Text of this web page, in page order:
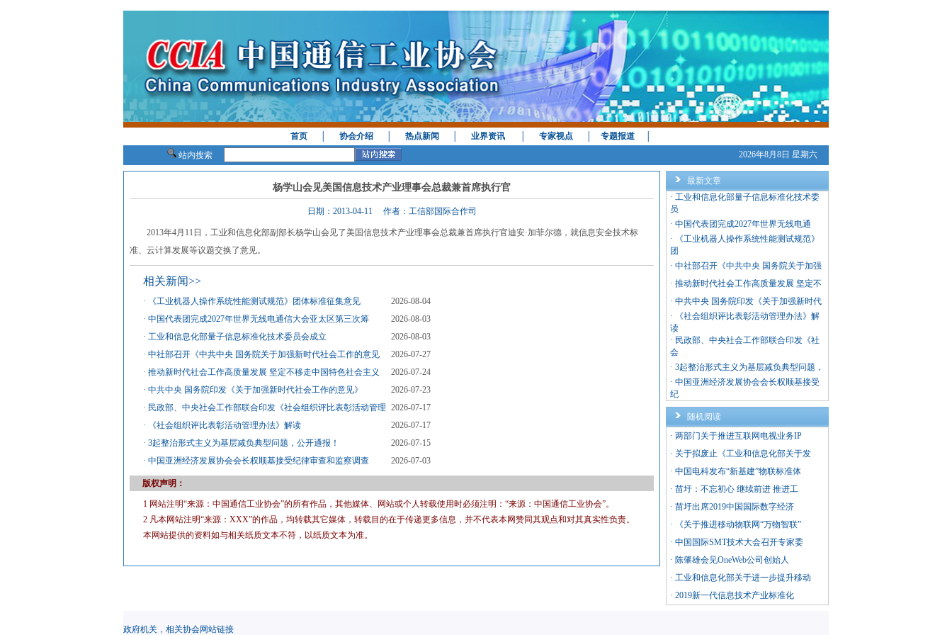
首页│ 协会介绍│ 热点新闻 业界资讯│ 专家视点│ 专题报道│
站内搜索
2026年8月8日 星期六
杨学山会见美国信息技术产业理事会总裁兼首席执行官
日期：2013-04-11 作者：工信部国际合作司
2013年4月11日，工业和信息化部副部长杨学山会见了美国信息技术产业理事会总裁兼首席执行官迪安·加菲尔德，就信息安全技术标
准、云计算发展等议题交换了意见。
相关新闻>>
· 《工业机器人操作系统性能测试规范》团体标准征集意见
2026-08-04
· 中国代表团完成2027年世界无线电通信大会亚太区第三次筹
2026-08-03
· 工业和信息化部量子信息标准化技术委员会成立
2026-08-03
· 中社部召开《中共中央 国务院关于加强新时代社会工作的意见
2026-07-27
· 推动新时代社会工作高质量发展 坚定不移走中国特色社会主义
2026-07-24
· 中共中央 国务院印发《关于加强新时代社会工作的意见》
2026-07-23
· 民政部、中央社会工作部联合印发《社会组织评比表彰活动管理 2026-07-17
·
《社会组织评比表彰活动管理办法》解读
2026-07-17
· 3起整治形式主义为基层减负典型问题，公开通报！
2026-07-15
· 中国亚洲经济发展协会会长权顺基接受纪律审查和监察调查 2026-07-03
版权声明：
1 网站注明“来源：中国通信工业协会”的所有作品，其他媒体、网站或个人转载使用时必须注明：“来源：中国通信工业协会”。
2 凡本网站注明“来源：XXX”的作品，均转载其它媒体，转载目的在于传递更多信息，并不代表本网赞同其观点和对其真实性负责。
本网站提供的资料如与相关纸质文本不符，以纸质文本为准。
最新文章
· 工业和信息化部量子信息标准化技术委
员
· 中国代表团完成2027年世界无线电通
·
《工业机器人操作系统性能测试规范》
团
· 中社部召开《中共中央 国务院关于加强
· 推动新时代社会工作高质量发展 坚定不
· 中共中央 国务院印发《关于加强新时代
·
《社会组织评比表彰活动管理办法》解
读
· 民政部、中央社会工作部联合印发《社
会
· 3起整治形式主义为基层减负典型问题，
· 中国亚洲经济发展协会会长权顺基接受
纪
随机阅读
· 两部门关于推进互联网电视业务IP
· 关于拟废止《工业和信息化部关于发
· 中国电科发布“新基建”物联标准体
· 苗圩：不忘初心 继续前进 推进工
· 苗圩出席2019中国国际数字经济
·
《关于推进移动物联网“万物智联”
· 中国国际SMT技术大会召开专家委
· 陈肇雄会见OneWeb公司创始人
· 工业和信息化部关于进一步提升移动
· 2019新一代信息技术产业标准化
政府机关，相关协会网站链接